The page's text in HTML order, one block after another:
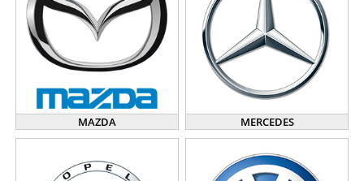
MAZDA MERCEDES